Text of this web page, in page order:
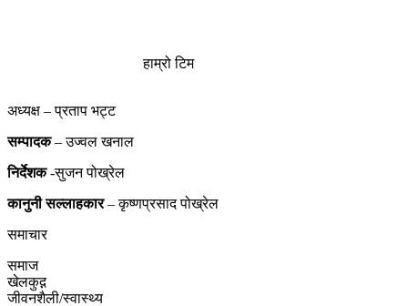
हाम्रो टिम
अध्यक्ष – प्रताप भट्ट
सम्पादक– उज्वल खनाल
निर्देशक-सुजन पोख्रेल
कानुनी सल्लाहकार– कृष्णप्रसाद पोख्रेल
समाचार
समाज
खेलकुद़़
जीवनशैली/स्वास्थ्य